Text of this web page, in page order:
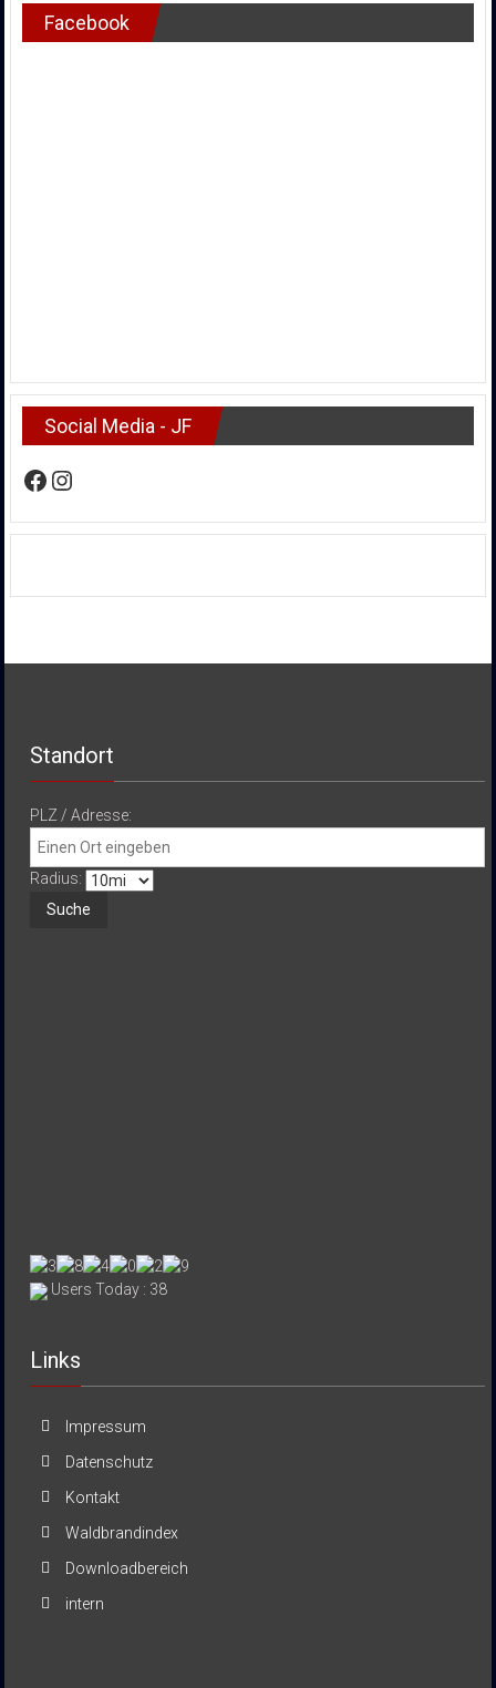
Facebook
Social Media - JF
Facebook
Instagram
Standort
PLZ / Adresse:
Radius:
Users Today : 38
Links
Impressum
Datenschutz
Kontakt
Waldbrandindex
Downloadbereich
intern